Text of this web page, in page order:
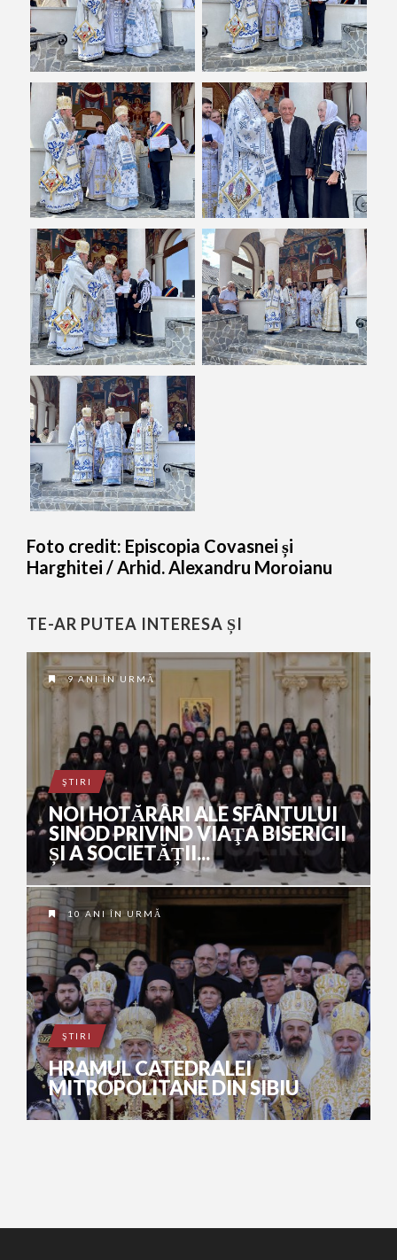
Foto credit: Episcopia Covasnei și
Harghitei / Arhid. Alexandru Moroianu
TE-AR PUTEA INTERESA ȘI
9 ANI ÎN URMĂ
ŞTIRI
NOI HOTĂRÂRI ALE SFÂNTULUI
SINOD PRIVIND VIAŢA BISERICII
ȘI A SOCIETĂȚII...
10 ANI ÎN URMĂ
ŞTIRI
HRAMUL CATEDRALEI
MITROPOLITANE DIN SIBIU